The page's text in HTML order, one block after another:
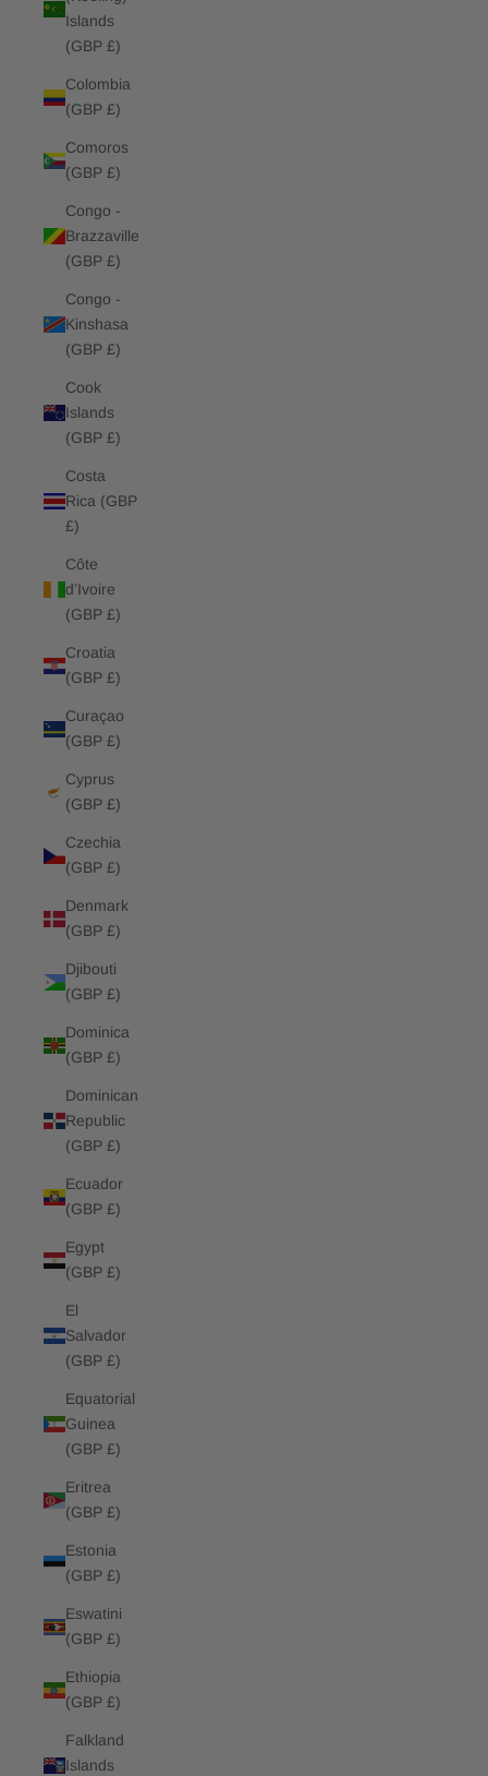
Islands
(GBP £)
Colombia
(GBP £)
Comoros
(GBP £)
Congo -
Brazzaville
(GBP £)
Congo -
Kinshasa
(GBP £)
Cook
Islands
(GBP £)
Costa
Rica (GBP
£)
Côte
d’Ivoire
(GBP £)
Croatia
(GBP £)
Curaçao
(GBP £)
Cyprus
(GBP £)
Czechia
(GBP £)
Denmark
(GBP £)
Djibouti
(GBP £)
Dominica
(GBP £)
Dominican
Republic
(GBP £)
Ecuador
(GBP £)
Egypt
(GBP £)
El
Salvador
(GBP £)
Equatorial
Guinea
(GBP £)
Eritrea
(GBP £)
Estonia
(GBP £)
Eswatini
(GBP £)
Ethiopia
(GBP £)
Falkland
Islands